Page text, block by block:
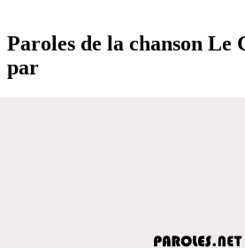
Paroles de la chanson Le
par